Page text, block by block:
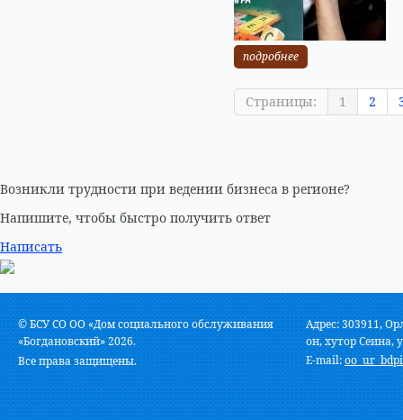
подробнее
Страницы: 1 2
Возникли трудности при ведении бизнеса в регионе?
Напишите, чтобы быстро получить ответ
Написать
© БСУ СО ОО «Дом социального обслуживания
«Богдановский» 2026.
Все права защищены.
Адрес: 303911,
он, хутор Сеина,
E-mail: